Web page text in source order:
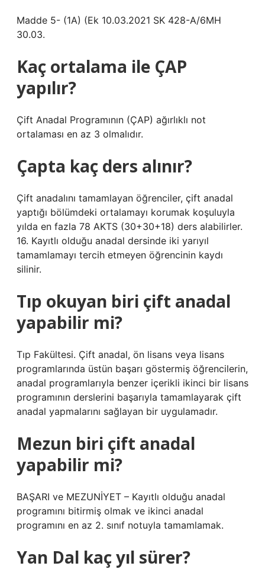
Madde 5- (1A) (Ek 10.03.2021 SK 428-A/6MH
30.03.
Kaç ortalama ile ÇAP
yapılır?
Çift Anadal Programının (ÇAP) ağırlıklı not
ortalaması en az 3 olmalıdır.
Çapta kaç ders alınır?
Çift anadalını tamamlayan öğrenciler, çift anadal
yaptığı bölümdeki ortalamayı korumak koşuluyla
yılda en fazla 78 AKTS (30+30+18) ders alabilirler.
16. Kayıtlı olduğu anadal dersinde iki yarıyıl
tamamlamayı tercih etmeyen öğrencinin kaydı
silinir.
Tıp okuyan biri çift anadal
yapabilir mi?
Tıp Fakültesi. Çift anadal, ön lisans veya lisans
programlarında üstün başarı göstermiş öğrencilerin,
anadal programlarıyla benzer içerikli ikinci bir lisans
programının derslerini başarıyla tamamlayarak çift
anadal yapmalarını sağlayan bir uygulamadır.
Mezun biri çift anadal
yapabilir mi?
BAŞARI ve MEZUNİYET – Kayıtlı olduğu anadal
programını bitirmiş olmak ve ikinci anadal
programını en az 2. sınıf notuyla tamamlamak.
Yan Dal kaç yıl sürer?